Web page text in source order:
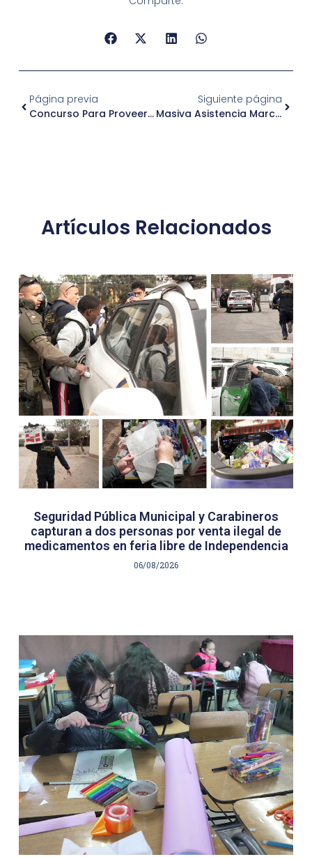
Página previa
Concurso Para Proveer Cargos Vacantes De Planta Municipalidad De Lo Barnechea
Siguiente página
Masiva Asistencia Marcó La Segunda Versión De La Feria Laboral Independencia 2026
Artículos Relacionados
Seguridad Pública Municipal y Carabineros
capturan a dos personas por venta ilegal de
medicamentos en feria libre de Independencia
06/08/2026